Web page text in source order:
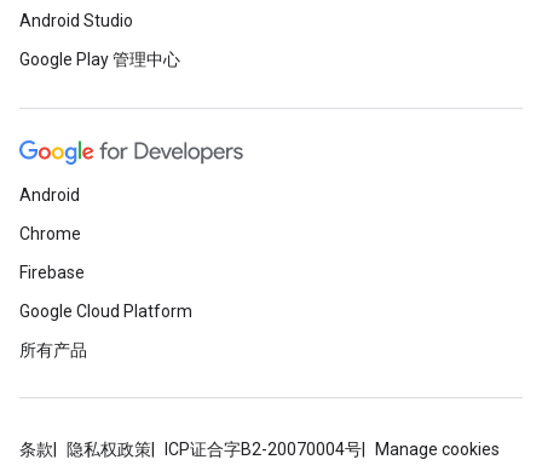
Android Studio
Google Play 管理中心
Android
Chrome
Firebase
Google Cloud Platform
所有产品
条款 隐私权政策 ICP证合字B2-20070004号 Manage cookies